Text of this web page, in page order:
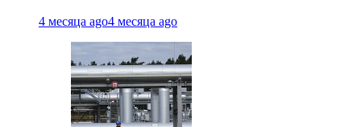
4 месяца ago4 месяца ago